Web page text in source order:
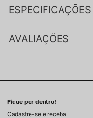
ESPECIFICAÇÕES
AVALIAÇÕES
Fique por dentro!
Cadastre-se e receba